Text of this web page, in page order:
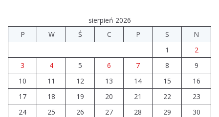
Prawie 20 tys. zł dla dyrektora szpitala. Podwyżka
mimo finansowych problemów
Brylant dla Turku? 255. miejsce
trudno uznać za sukces
07.08.2026
sierpień 2026
P
W Ś C P S
N
1
2
3
4 5 6 7 8
9
10
11 12 13 14 15
16
17
18 19 20 21 22
23
24
25 26 27 28 29
30